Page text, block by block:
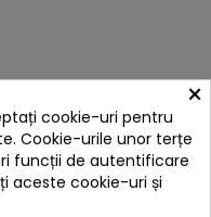
×
cookie-uri pentru
Cookie-urile unor terțe
funcții de autentificare
aceste cookie-uri și